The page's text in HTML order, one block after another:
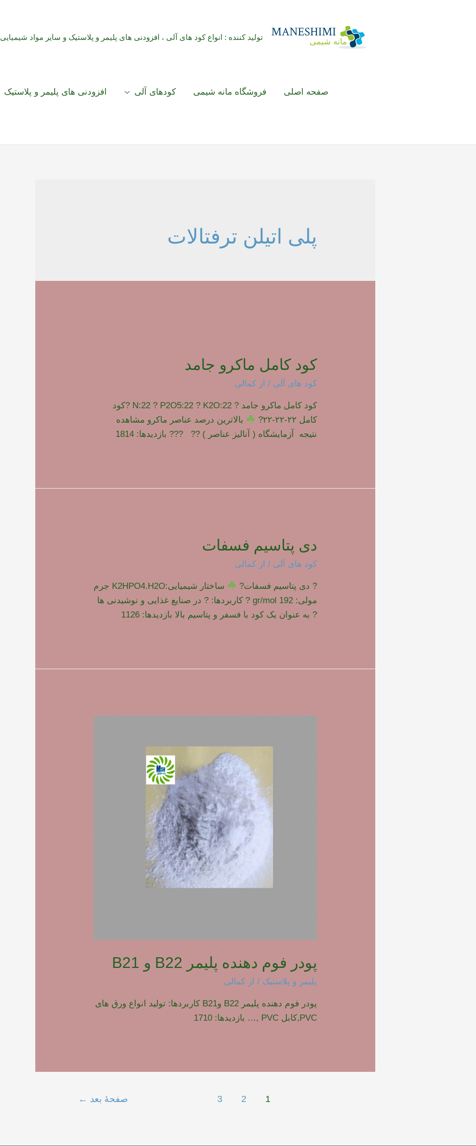
تولید کننده : انواع کود های آلی ، افزودنی های پلیمر و پلاستیک و سایر مواد شیمیایی
صفحه اصلی فروشگاه مانه شیمی کودهای آلی افزودنی های پلیمر و پلاستیک
پلی اتیلن ترفتالات
کود کامل ماکرو جامد
کود های آلی / از کمالی
کود کامل ماکرو جامد ? N:22 ? P2O5:22 ? K2O:22 ?کود
کامل ۲۲-۲۲-۲۲?
بالاترین درصد عناصر ماکرو مشاهده
نتیجه آزمایشگاه ( آنالیز عناصر ) ?? ??? بازدیدها: 1814
دی پتاسیم فسفات
کود های آلی / از کمالی
? دی پتاسیم فسفات?
ساختار شیمیایی:K2HPO4.H2O جرم
مولی: gr/mol 192 ? کاربردها: ? در صنایع غذایی و نوشیدنی ها
? به عنوان یک کود با فسفر و پتاسیم بالا بازدیدها: 1126
پودر فوم دهنده پلیمر B22 و B21
پلیمر و پلاستیک / از کمالی
پودر فوم دهنده پلیمر B22 وB21 کاربردها: تولید انواع ورق های
PVC,کابل PVC ,… بازدیدها: 1710
1
2
3 صفحهٔ بعد ←